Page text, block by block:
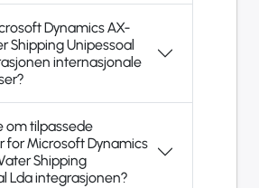
Dynamics AX-
Shipping Unipessoal
om tilpassede
for Microsoft Dynamics
Shipping
Unipessoal Lda integrasjonen?